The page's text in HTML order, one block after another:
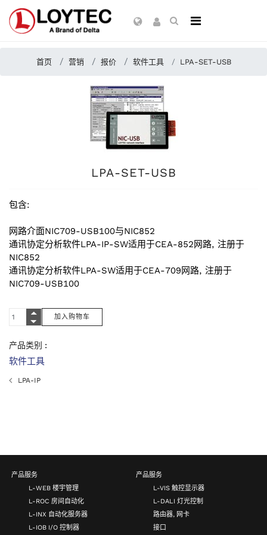
首页 营销 报价 软件工具 LPA-SET-USB
LPA-SET-USB
包含:
网路介面NIC709-USB100与NIC852
通讯协定分析软件LPA-IP-SW适用于CEA-852网路, 注册于
NIC852
通讯协定分析软件LPA-SW适用于CEA-709网路, 注册于
NIC709-USB100
产品类别 :
软件工具
LPA-IP
产品服务
L-WEB 楼宇管理
L-ROC 房间自动化
L-INX 自动化服务器
L-IOB I/O 控制器
产品服务
L-VIS 触控显示器
L-DALI 灯光控制
路由器, 网卡
接口